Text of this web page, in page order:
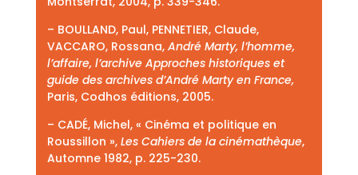
– BOULLAND, Paul, PENNETIER, Claude,
VACCARO, Rossana, André Marty, l’homme,
l’affaire, l’archive Approches historiques et
guide des archives d’André Marty en France,
Paris, Codhos éditions, 2005.
– CADÉ, Michel, « Cinéma et politique en
Roussillon », Les Cahiers de la cinémathèque,
Automne 1982, p. 225-230.